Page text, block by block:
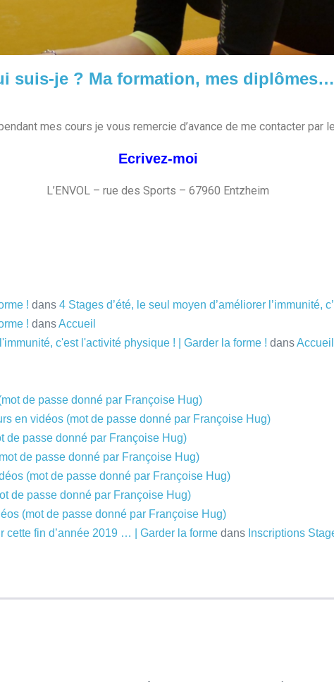
suis-je ? Ma formation, mes diplômes…
mes cours je vous remercie d’avance de me contacter par
Ecrivez-moi
L’ENVOL – rue des Sports – 67960 Entzheim
! dans 4 Stages d’été, le seul moyen d’améliorer l’immunité,
! dansAccueil
c'est l'activité physique ! | Garder la forme ! dansAccueil
de passe donné par Françoise Hug)
en vidéos (mot de passe donné par Françoise Hug)
de passe donné par Françoise Hug)
de passe donné par Françoise Hug)
(mot de passe donné par Françoise Hug)
de passe donné par Françoise Hug)
(mot de passe donné par Françoise Hug)
fin d’année 2019 … | Garder la forme dans Inscriptions